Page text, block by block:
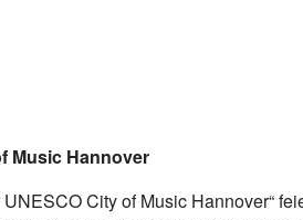
Music Hannover
City of Music Hannover“